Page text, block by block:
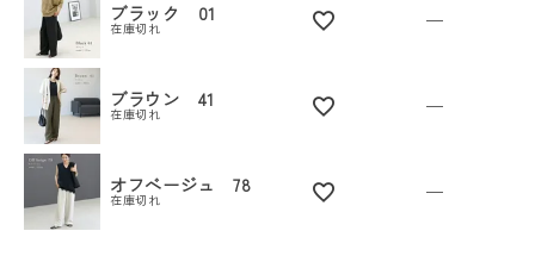
ブラック 01
在庫切れ —
ブラウン 41
在庫切れ —
オフベージュ 78
在庫切れ —